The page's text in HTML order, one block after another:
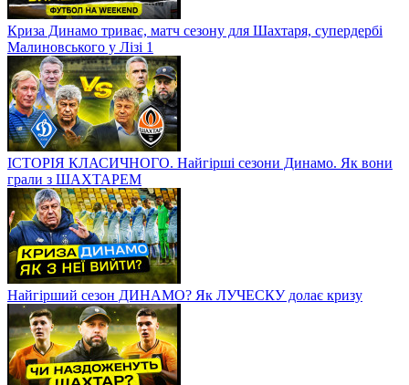
Криза Динамо триває, матч сезону для Шахтаря, супердербі
Малиновського у Лізі 1
ІСТОРІЯ КЛАСИЧНОГО. Найгірші сезони Динамо. Як вони
грали з ШАХТАРЕМ
Найгірший сезон ДИНАМО? Як ЛУЧЕСКУ долає кризу